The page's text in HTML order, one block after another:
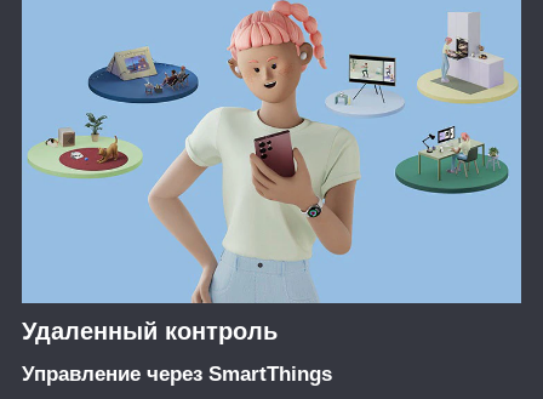
Удаленный контроль
Управление через SmartThings